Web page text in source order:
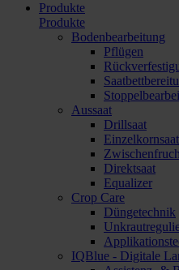
Produkte
Produkte
Bodenbearbeitung
Pflügen
Aussaat
Drillsaat
Einzelkornsaat
Direktsaat
Equalizer
Crop Care
Düngetechnik
IQBlue - Digitale